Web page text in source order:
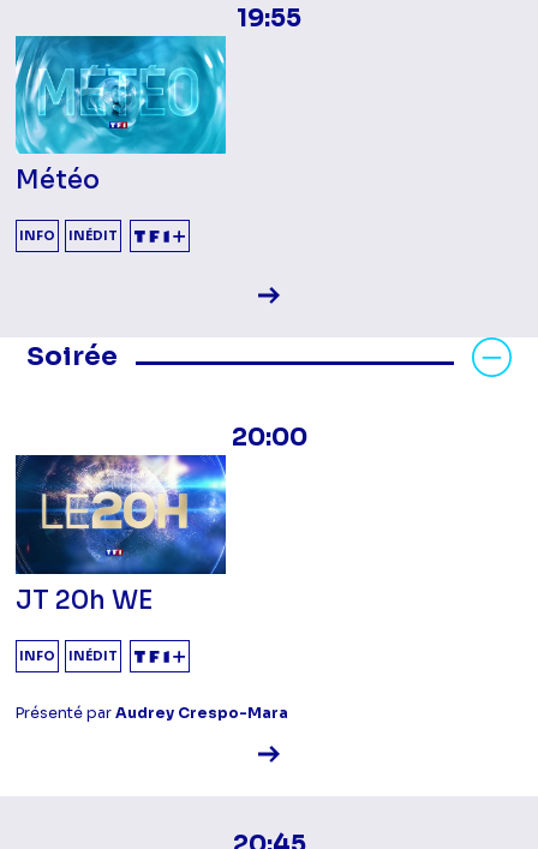
19:55
Météo
INFO INÉDIT
Voir la fiche diffusion
Soirée
Masquer les programmes Soirée
20:00
JT 20h WE
INFO INÉDIT
Présenté parAudrey Crespo-Mara
Voir la fiche diffusion